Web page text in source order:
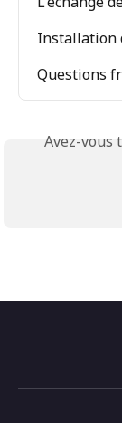
Installation
Questions
Avez-vous